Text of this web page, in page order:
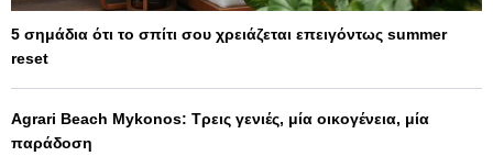
5 σημάδια ότι το σπίτι σου χρειάζεται επειγόντως summer
reset
Agrari Beach Mykonos: Τρεις γενιές, μία οικογένεια, μία
παράδοση